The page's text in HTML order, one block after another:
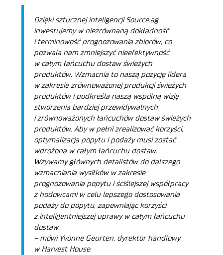
Dzięki sztucznej inteligencji Source.ag
inwestujemy w niezrównaną dokładność
i terminowość prognozowania zbiorów, co
pozwala nam zmniejszyć nieefektywność
w całym łańcuchu dostaw świeżych
produktów. Wzmacnia to naszą pozycję lidera
w zakresie zrównoważonej produkcji świeżych
produktów i podkreśla naszą wspólną wizję
stworzenia bardziej przewidywalnych
i zrównoważonych łańcuchów dostaw świeżych
produktów. Aby w pełni zrealizować korzyści,
optymalizacja popytu i podaży musi zostać
wdrożona w całym łańcuchu dostaw.
Wzywamy głównych detalistów do dalszego
wzmacniania wysiłków w zakresie
prognozowania popytu i ściślejszej współpracy
z hodowcami w celu lepszego dostosowania
podaży do popytu, zapewniając korzyści
z inteligentniejszej uprawy w całym łańcuchu
dostaw.
– mówi Yvonne Geurten, dyrektor handlowy
w Harvest House.